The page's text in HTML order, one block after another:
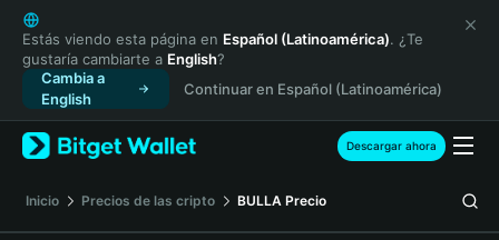
English
日本語
Tiếng Việt
Русский
Español (Latinoamérica)
Türkçe
Français
Deutsch
Estás viendo esta página en Español (Latinoamérica). ¿Te
gustaría cambiarte a English?
Cambia a
English
Continuar en Español (Latinoamérica)
Descargar ahora
Inicio Precios de las cripto BULLA Precio